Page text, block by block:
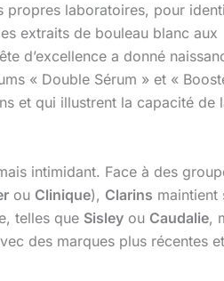
propres laboratoires, pour
extraits de bouleau blanc aux
d’excellence a donné
« Double Sérum » et «
et qui illustrent la capacité de
intimidant. Face à des
ou Clinique), Clarins maintient
telles que Sisley ou Caudalie,
des marques plus récentes et